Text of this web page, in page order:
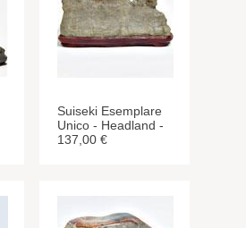
Suiseki Esemplare
Unico - Headland -
137,00 €